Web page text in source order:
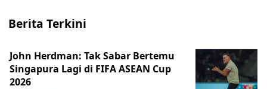
Berita Terkini
John Herdman: Tak Sabar Bertemu
Singapura Lagi di FIFA ASEAN Cup
2026